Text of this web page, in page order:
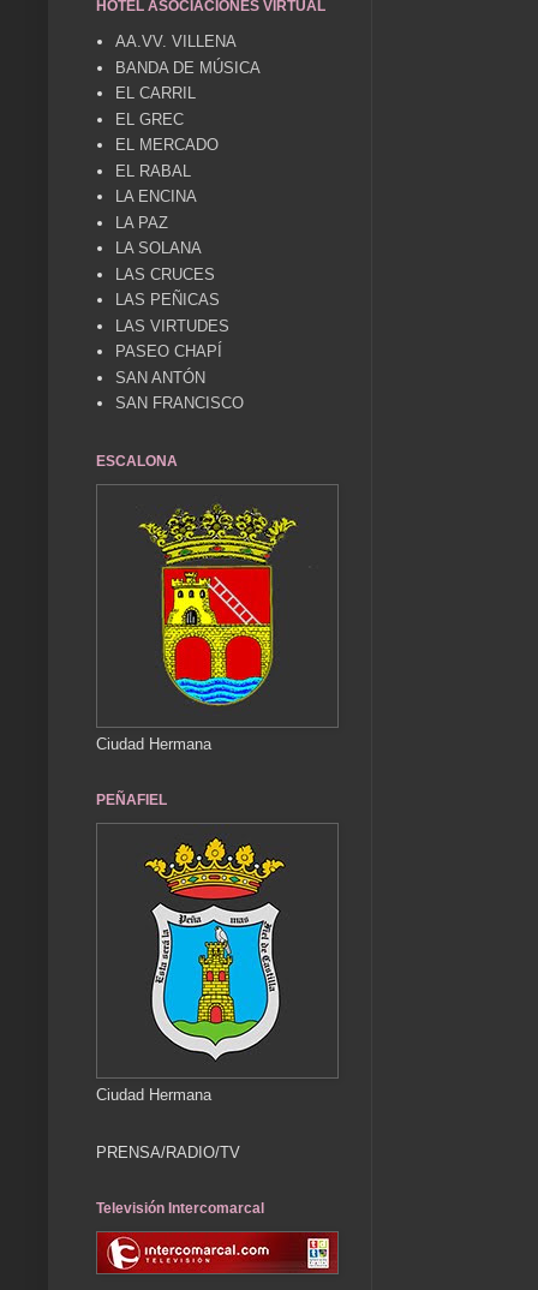
HOTEL ASOCIACIONES VIRTUAL
AA.VV. VILLENA
BANDA DE MÚSICA
EL CARRIL
EL GREC
EL MERCADO
EL RABAL
LA ENCINA
LA PAZ
LA SOLANA
LAS CRUCES
LAS PEÑICAS
LAS VIRTUDES
PASEO CHAPÍ
SAN ANTÓN
SAN FRANCISCO
ESCALONA
Ciudad Hermana
PEÑAFIEL
Ciudad Hermana
PRENSA/RADIO/TV
Televisión Intercomarcal